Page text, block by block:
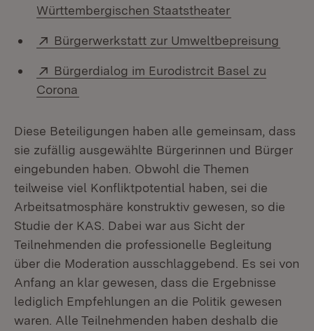
Württembergischen Staatstheater
Extern:
Bürgerwerkstatt zur Umweltbepreisung
Extern:
Bürgerdialog im Eurodistrcit Basel zu
Corona
Diese Beteiligungen haben alle gemeinsam, dass
sie zufällig ausgewählte Bürgerinnen und Bürger
eingebunden haben. Obwohl die Themen
teilweise viel Konfliktpotential haben, sei die
Arbeitsatmosphäre konstruktiv gewesen, so die
Studie der KAS. Dabei war aus Sicht der
Teilnehmenden die professionelle Begleitung
über die Moderation ausschlaggebend. Es sei von
Anfang an klar gewesen, dass die Ergebnisse
lediglich Empfehlungen an die Politik gewesen
waren. Alle Teilnehmenden haben deshalb die